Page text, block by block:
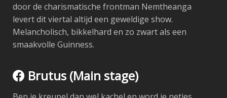
door de charismatische frontman Nemtheanga
levert dit viertal altijd een geweldige show.
Melancholisch, bikkelhard en zo zwart als een
smaakvolle Guinness.
Brutus (Main stage)